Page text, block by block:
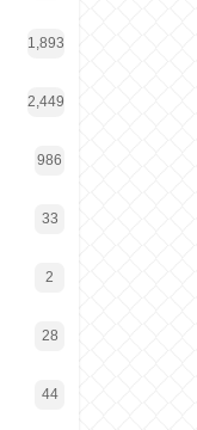
1,893
2,449
986
33
2
28
44